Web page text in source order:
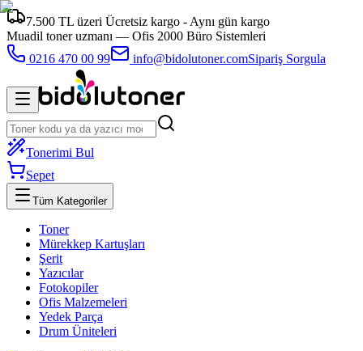
7.500 TL üzeri Ücretsiz kargo - Aynı gün kargo
Muadil toner uzmanı — Ofis 2000 Büro Sistemleri
0216 470 00 99
info@bidolutoner.comSipariş Sorgula
Tonerimi Bul
Sepet
Tüm Kategoriler
Toner
Mürekkep Kartuşları
Şerit
Yazıcılar
Fotokopiler
Ofis Malzemeleri
Yedek Parça
Drum Üniteleri